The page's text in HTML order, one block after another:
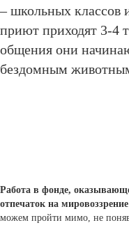
– школьных классов
приют приходят 3-4
общения они
бездомным
Работа в фонде,
отпечаток на
можем пройти мимо, не